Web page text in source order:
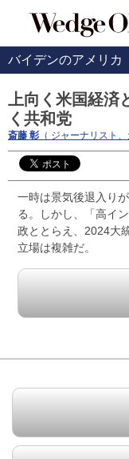
バイデンのアメリカ
上向く米国経済
く共和党
斎藤 彰 （ ジャーナリスト
一時は景気後退入り
る。しかし、「高イ
政ととらえ、2024大
立場は複雑だ。